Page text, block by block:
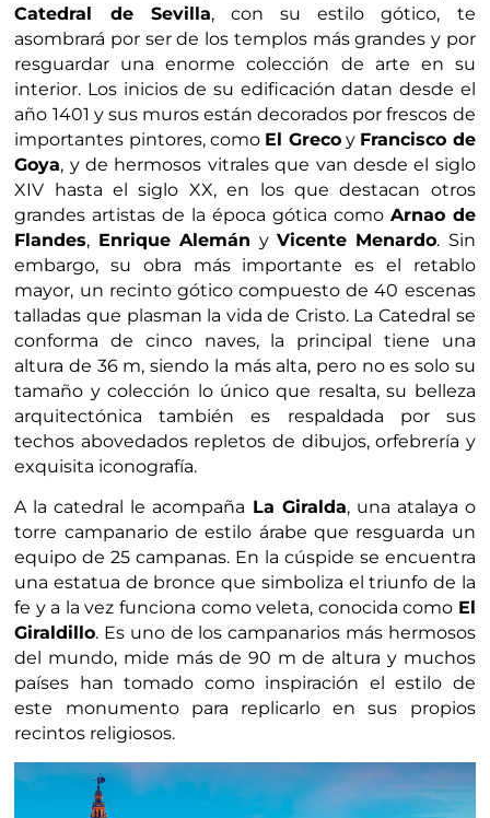
Catedral de Sevilla, con su estilo gótico, te
asombrará por ser de los templos más grandes y por
resguardar una enorme colección de arte en su
interior. Los inicios de su edificación datan desde el
año 1401 y sus muros están decorados por frescos de
importantes pintores, como El Grecoy Francisco de
Goya, y de hermosos vitrales que van desde el siglo
XIV hasta el siglo XX, en los que destacan otros
grandes artistas de la época gótica como Arnao de
Flandes, Enrique Alemán y Vicente Menardo. Sin
embargo, su obra más importante es el retablo
mayor, un recinto gótico compuesto de 40 escenas
talladas que plasman la vida de Cristo. La Catedral se
conforma de cinco naves, la principal tiene una
altura de 36 m, siendo la más alta, pero no es solo su
tamaño y colección lo único que resalta, su belleza
arquitectónica también es respaldada por sus
techos abovedados repletos de dibujos, orfebrería y
exquisita iconografía.
A la catedral le acompaña La Giralda, una atalaya o
torre campanario de estilo árabe que resguarda un
equipo de 25 campanas. En la cúspide se encuentra
una estatua de bronce que simboliza el triunfo de la
fe y a la vez funciona como veleta, conocida como El
Giraldillo. Es uno de los campanarios más hermosos
del mundo, mide más de 90 m de altura y muchos
países han tomado como inspiración el estilo de
este monumento para replicarlo en sus propios
recintos religiosos.